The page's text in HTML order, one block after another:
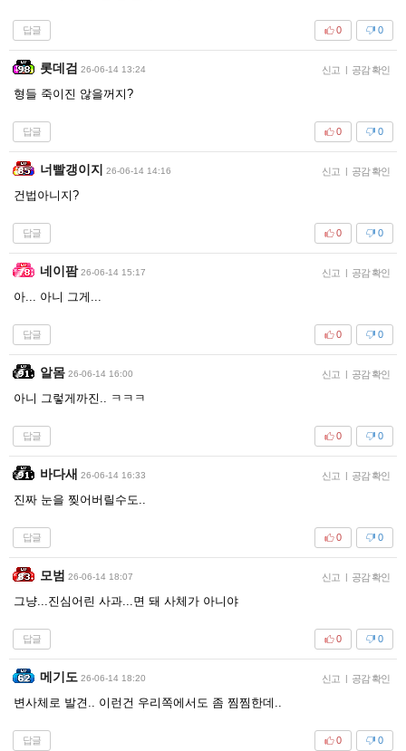
답글 0
0
롯데검 26-06-14 13:24 신고 | 공감 확인
형들 죽이진 않을꺼지?
답글 0
0
너빨갱이지 26-06-14 14:16 신고 | 공감 확인
건법아니지?
답글 0
0
네이팜 26-06-14 15:17 신고 | 공감 확인
아... 아니 그게...
답글 0
0
알몸 26-06-14 16:00 신고 | 공감 확인
아니 그렇게까진.. ㅋㅋㅋ
답글 0
0
바다새 26-06-14 16:33 신고 | 공감 확인
진짜 눈을 찢어버릴수도..
답글 0
0
모범 26-06-14 18:07 신고 | 공감 확인
그냥...진심어린 사과...면 돼 사체가 아니야
답글 0
0
메기도 26-06-14 18:20 신고 | 공감 확인
변사체로 발견.. 이런건 우리쪽에서도 좀 찜찜한데..
답글 0
0